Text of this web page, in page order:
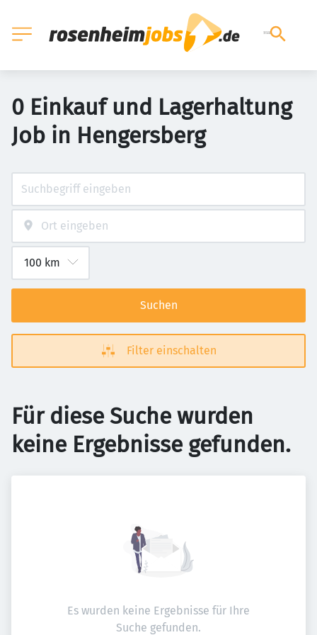
0 Einkauf und Lagerhaltung
Job in Hengersberg
Suchen
Filter einschalten
Für diese Suche wurden
keine Ergebnisse gefunden.
Es wurden keine Ergebnisse für Ihre
Suche gefunden.